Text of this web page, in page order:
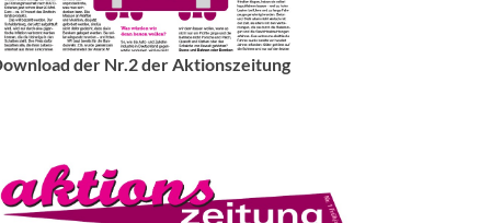
der Nr.2 der Aktionszeitung